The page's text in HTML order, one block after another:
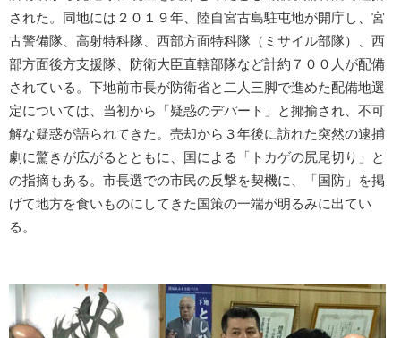
された。同地には２０１９年、陸自宮古島駐屯地が開庁し、宮
古警備隊、高射特科隊、西部方面特科隊（ミサイル部隊）、西
部方面後方支援隊、防衛大臣直轄部隊など計約７００人が配備
されている。下地前市長が防衛省と二人三脚で進めた配備地選
定については、当初から「疑惑のデパート」と揶揄され、不可
解な疑惑が語られてきた。売却から３年後に訪れた突然の逮捕
劇に驚きが広がるとともに、国による「トカゲの尻尾切り」と
の指摘もある。市長選での市民の反撃を契機に、「国防」を掲
げて地方を食いものにしてきた国策の一端が明るみに出てい
る。